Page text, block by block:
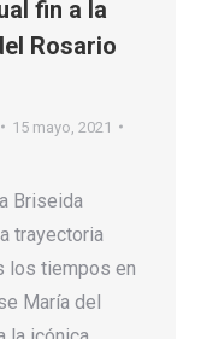
fin a la
Rosario
15 mayo, 2021
Briseida
trayectoria
los tiempos en
María del